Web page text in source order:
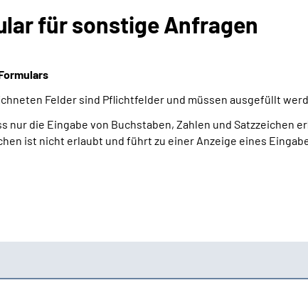
für sonstige Anfragen
Felder sind Pflichtfelder und müssen ausgefüllt
nur die Eingabe von Buchstaben, Zahlen und Satzzeichen
ist nicht erlaubt und führt zu einer Anzeige eines